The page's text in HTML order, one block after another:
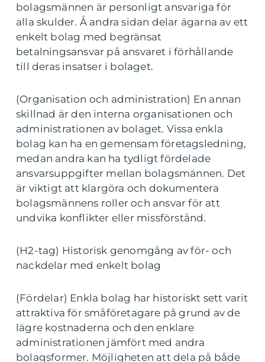
bolagsmännen är personligt ansvariga för
alla skulder. Å andra sidan delar ägarna av ett
enkelt bolag med begränsat
betalningsansvar på ansvaret i förhållande
till deras insatser i bolaget.
(Organisation och administration) En annan
skillnad är den interna organisationen och
administrationen av bolaget. Vissa enkla
bolag kan ha en gemensam företagsledning,
medan andra kan ha tydligt fördelade
ansvarsuppgifter mellan bolagsmännen. Det
är viktigt att klargöra och dokumentera
bolagsmännens roller och ansvar för att
undvika konflikter eller missförstånd.
(H2-tag) Historisk genomgång av för- och
nackdelar med enkelt bolag
(Fördelar) Enkla bolag har historiskt sett varit
attraktiva för småföretagare på grund av de
lägre kostnaderna och den enklare
administrationen jämfört med andra
bolagsformer. Möjligheten att dela på både